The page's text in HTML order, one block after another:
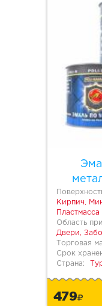
Кирпич,
Пластмасса
Область
Двери,
Торговая
Срок
Страна:
479